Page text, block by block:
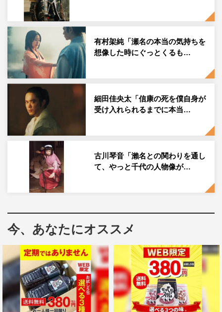
の扮装姿が公開。さらに、公式ホームページの家康の写真
が新たに更新された。
大河ドラマ『どうする家康』
毎週日曜
NHK総合 午後8時～
BSプレミアム/BS4K 午後6時～
WEB
有村架純「瀬名の本当の気持ちを
想像した時にぐっとくるも…
細田佳央太「信康の死を僕自身が
受け入れられるまでに本当…
古川琴音「瀨名との関わりを通し
て、やっと千代の人物像が…
今、あなたにオススメ